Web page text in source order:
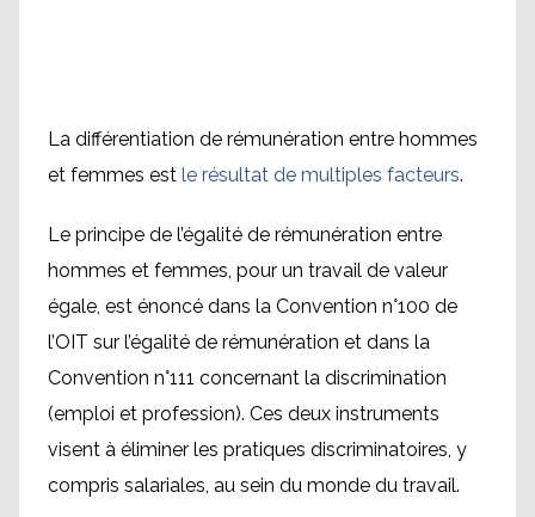
La différentiation de rémunération entre hommes
et femmes est le résultat de multiples facteurs.
Le principe de l’égalité de rémunération entre
hommes et femmes, pour un travail de valeur
égale, est énoncé dans la Convention n°100 de
l’OIT sur l’égalité de rémunération et dans la
Convention n°111 concernant la discrimination
(emploi et profession). Ces deux instruments
visent à éliminer les pratiques discriminatoires, y
compris salariales, au sein du monde du travail.